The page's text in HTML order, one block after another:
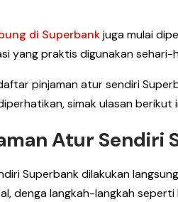
di Superbankjuga mulai
yang praktis digunakan sehari-
pinjaman atur sendiri
simak ulasan berikut
Atur Sendiri
Superbank dilakukan
denga langkah-langkah seperti